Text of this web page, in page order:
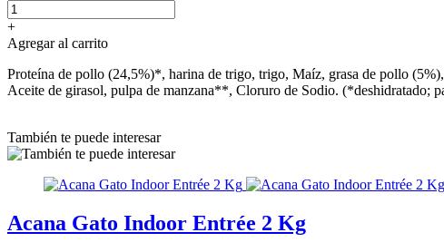
+
Agregar al carrito
Proteína de pollo (24,5%)*, harina de trigo, trigo, Maíz, grasa de pollo
Aceite de girasol, pulpa de manzana**, Cloruro de Sodio.
También te puede interesar
Acana Gato Indoor Entrée 2 Kg